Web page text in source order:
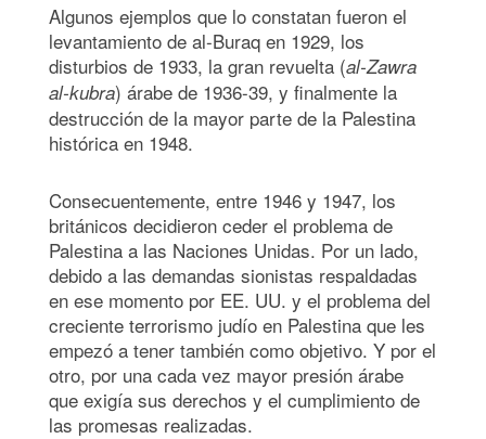
Algunos ejemplos que lo constatan fueron el
levantamiento de al-Buraq en 1929, los
disturbios de 1933, la gran revuelta (al-Zawra
al-kubra) árabe de 1936-39, y finalmente la
destrucción de la mayor parte de la Palestina
histórica en 1948.
Consecuentemente, entre 1946 y 1947, los
británicos decidieron ceder el problema de
Palestina a las Naciones Unidas. Por un lado,
debido a las demandas sionistas respaldadas
en ese momento por EE. UU. y el problema del
creciente terrorismo judío en Palestina que les
empezó a tener también como objetivo. Y por el
otro, por una cada vez mayor presión árabe
que exigía sus derechos y el cumplimiento de
las promesas realizadas.